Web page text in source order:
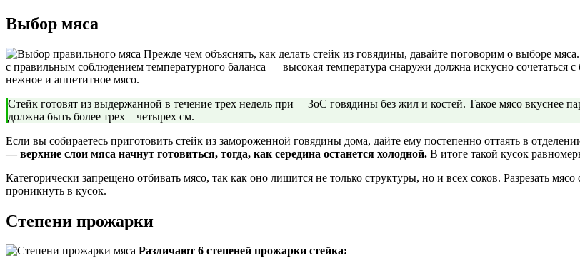
Выбор мяса
Прежде чем объяснять, как делать стейк из говядины, давайте поговорим о выборе
с правильным соблюдением температурного баланса — высокая температура снаружи должна искусно сочетаться
нежное и аппетитное мясо.
Стейк готовят из выдержанной в течение трех недель при —3оС говядины без жил и костей. Такое мясо вкуснее
должна быть более трех—четырех см.
Если вы собираетесь приготовить стейк из замороженной говядины дома, дайте ему постепенно оттаять в
— верхние слои мяса начнут готовиться, тогда, как середина останется холодной. В итоге такой кусок
Категорически запрещено отбивать мясо, так как оно лишится не только структуры, но и всех соков. Разрезать
проникнуть в кусок.
Степени прожарки
Различают 6 степеней прожарки стейка: